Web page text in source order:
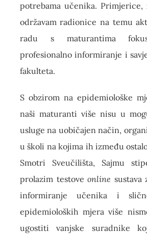
potrebama učenika. Primjerice,
održavam radionice na temu
radu s maturantima
profesionalno informiranje i
fakulteta.
S obzirom na epidemiološke
naši maturanti više nisu u
usluge na uobičajen način,
u školi na kojima ih između
Smotri Sveučilišta, Sajmu
prolazim testoveonline sustava
informiranje učenika i
epidemioloških mjera više
ugostiti vanjske suradnike